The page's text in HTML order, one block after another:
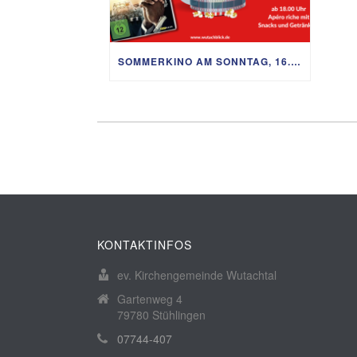
SOMMERKINO AM SONNTAG, 16. AUGUST
KONTAKTINFOS
ev. Kirchengemeinde Wutachtal
Gartenweg 4
79780 Stühlingen
07744-407